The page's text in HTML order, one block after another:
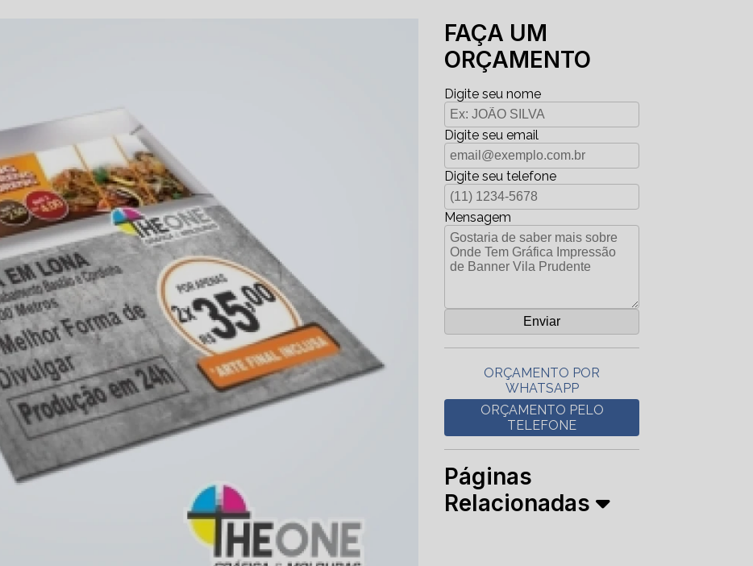
FAÇA UM
ORÇAMENTO
Digite seu nome
Digite seu email
Digite seu telefone
Mensagem
ORÇAMENTO POR
WHATSAPP
ORÇAMENTO PELO
TELEFONE
Páginas
Relacionadas